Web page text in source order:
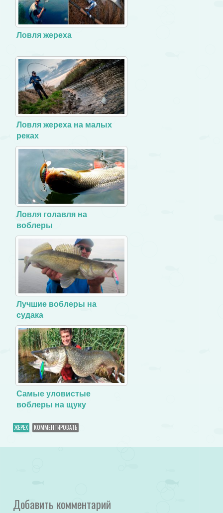
Ловля жереха
Ловля жереха на малых
реках
Ловля голавля на
воблеры
Лучшие воблеры на
судака
Самые уловистые
воблеры на щуку
ЖЕРЕХ КОММЕНТИРОВАТЬ
Добавить комментарий